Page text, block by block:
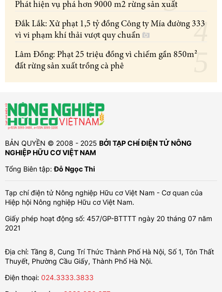
Phát hiện vụ phá hơn 9000 m2 rừng sản xuất
Đắk Lắk: Xử phạt 1,5 tỷ đồng Công ty Mía đường 333
vì vi phạm khí thải vượt quy chuẩn
Lâm Đồng: Phạt 25 triệu đồng vì chiếm gần 850m²
đất rừng sản xuất trồng cà phê
BẢN QUYỀN © 2008 - 2025 BỞI TẠP CHÍ ĐIỆN TỬ NÔNG
NGHIỆP HỮU CƠ VIỆT NAM
Tổng Biên tập:Đỗ Ngọc Thi
Tạp chí điện tử Nông nghiệp Hữu cơ Việt Nam - Cơ quan của
Hiệp hội Nông nghiệp Hữu cơ Việt Nam.
Giấy phép hoạt động số: 457/GP-BTTTT ngày 20 tháng 07 năm
2021
Địa chỉ: Tầng 8, Cung Trí Thức Thành Phố Hà Nội, Số 1, Tôn Thất
Thuyết, Phường Cầu Giấy, Thành Phố Hà Nội.
Điện thoại: 024.3333.3833